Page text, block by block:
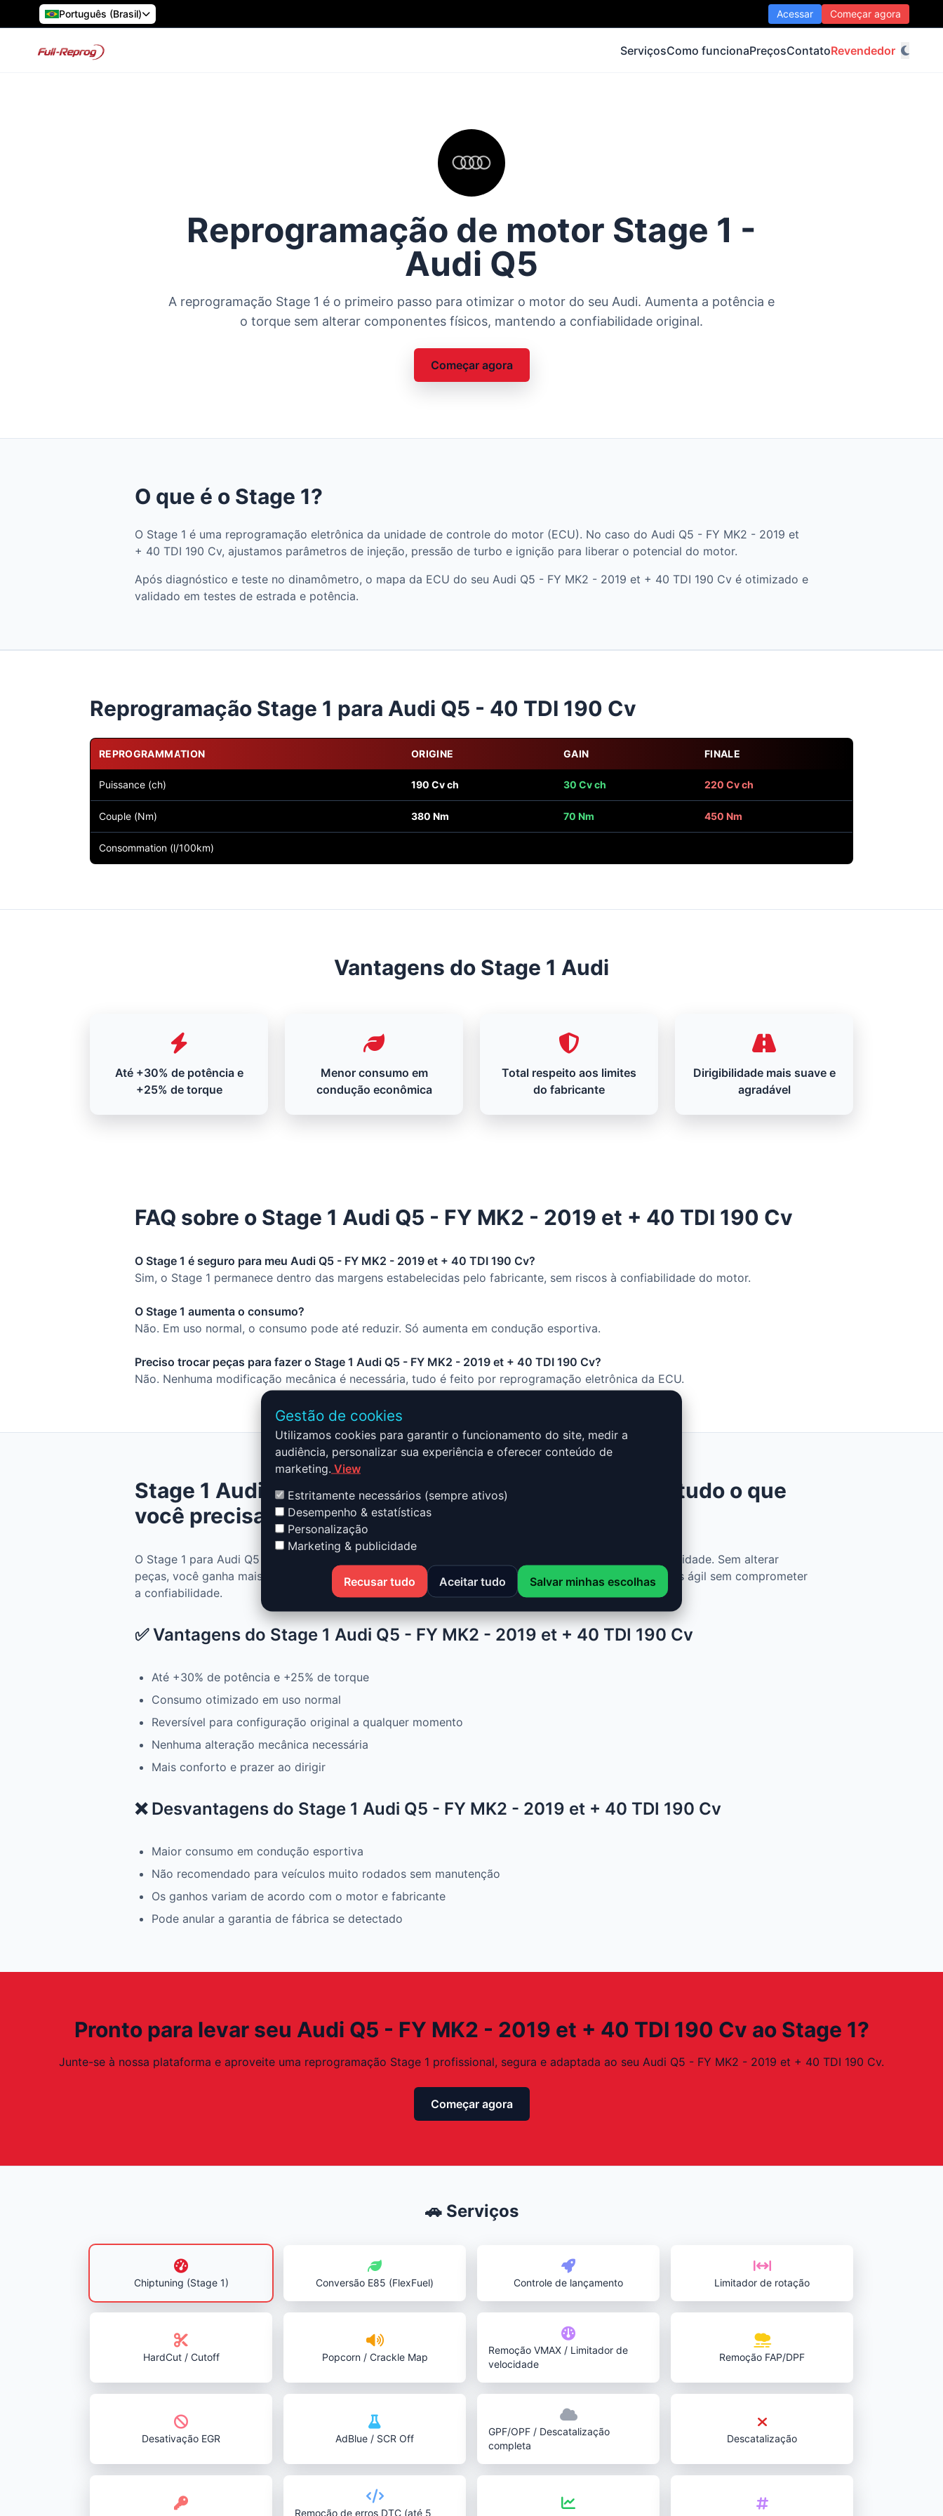
Português (Brasil) Acessar Começar agora
ServiçosComo funcionaPreçosContatoRevendedor
Reprogramação de motor Stage 1 -
Audi Q5
A reprogramação Stage 1 é o primeiro passo para otimizar o motor do seu Audi. Aumenta a potência e
o torque sem alterar componentes físicos, mantendo a confiabilidade original.
Começar agora
O que é o Stage 1?
O Stage 1 é uma reprogramação eletrônica da unidade de controle do motor (ECU). No caso do Audi Q5 - FY MK2 - 2019 et
+ 40 TDI 190 Cv, ajustamos parâmetros de injeção, pressão de turbo e ignição para liberar o potencial do motor.
Após diagnóstico e teste no dinamômetro, o mapa da ECU do seu Audi Q5 - FY MK2 - 2019 et + 40 TDI 190 Cv é otimizado e
validado em testes de estrada e potência.
Reprogramação Stage 1 para Audi Q5 - 40 TDI 190 Cv
REPROGRAMMATION ORIGINE GAIN FINALE
Puissance (ch) 190 Cv ch 30 Cv ch 220 Cv ch
Couple (Nm) 380 Nm 70 Nm 450 Nm
Consommation (l/100km)
Vantagens do Stage 1 Audi
Até +30% de potência e
+25% de torque
Menor consumo em
condução econômica
Total respeito aos limites
do fabricante
Dirigibilidade mais suave e
agradável
FAQ sobre o Stage 1 Audi Q5 - FY MK2 - 2019 et + 40 TDI 190 Cv
O Stage 1 é seguro para meu Audi Q5 - FY MK2 - 2019 et + 40 TDI 190 Cv?
Sim, o Stage 1 permanece dentro das margens estabelecidas pelo fabricante, sem riscos à confiabilidade do motor.
O Stage 1 aumenta o consumo?
Não. Em uso normal, o consumo pode até reduzir. Só aumenta em condução esportiva.
Preciso trocar peças para fazer o Stage 1 Audi Q5 - FY MK2 - 2019 et + 40 TDI 190 Cv?
Não. Nenhuma modificação mecânica é necessária, tudo é feito por reprogramação eletrônica da ECU.
Stage 1 Audi Q5 - FY MK2 - 2019 et + 40 TDI 190 Cv: tudo o que
você precisa saber
O Stage 1 para Audi Q5 - FY MK2 - 2019 et + 40 TDI 190 Cv combina desempenho, segurança e praticidade. Sem alterar
peças, você ganha mais potência, mais torque e melhor consumo. Ideal para aproveitar um motor mais ágil sem comprometer
a confiabilidade.
✅ Vantagens do Stage 1 Audi Q5 - FY MK2 - 2019 et + 40 TDI 190 Cv
Até +30% de potência e +25% de torque
Consumo otimizado em uso normal
Reversível para configuração original a qualquer momento
Nenhuma alteração mecânica necessária
Mais conforto e prazer ao dirigir
❌ Desvantagens do Stage 1 Audi Q5 - FY MK2 - 2019 et + 40 TDI 190 Cv
Maior consumo em condução esportiva
Não recomendado para veículos muito rodados sem manutenção
Os ganhos variam de acordo com o motor e fabricante
Pode anular a garantia de fábrica se detectado
Pronto para levar seu Audi Q5 - FY MK2 - 2019 et + 40 TDI 190 Cv ao Stage 1?
Junte-se à nossa plataforma e aproveite uma reprogramação Stage 1 profissional, segura e adaptada ao seu Audi Q5 - FY MK2 - 2019 et + 40 TDI 190 Cv.
Começar agora
Gestão de cookies
Utilizamos cookies para garantir o funcionamento do site, medir a
audiência, personalizar sua experiência e oferecer conteúdo de
marketing. View
Estritamente necessários (sempre ativos)
Desempenho & estatísticas
Personalização
Marketing & publicidade
Recusar tudo Aceitar tudo Salvar minhas escolhas
🚗 Serviços
Chiptuning (Stage 1) Conversão E85 (FlexFuel) Controle de lançamento Limitador de rotação
HardCut / Cutoff Popcorn / Crackle Map
Remoção VMAX / Limitador de
velocidade
Remoção FAP/DPF
Desativação EGR AdBlue / SCR Off
GPF/OPF / Descatalização
completa
Descatalização
Remoção de erros DTC (até 5